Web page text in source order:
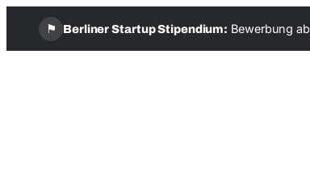
⚑ Berliner Startup Stipendium: Bewerbung ab